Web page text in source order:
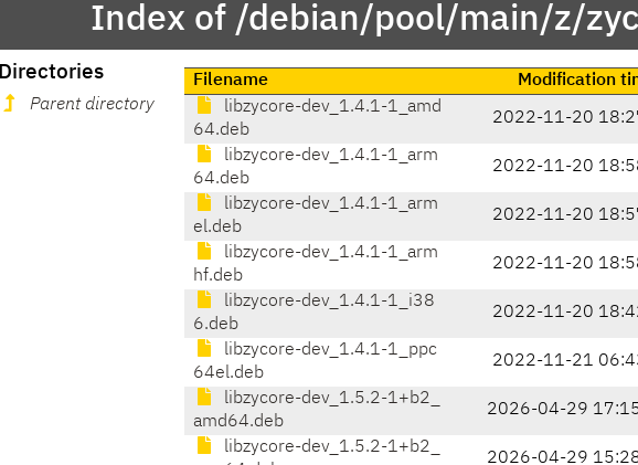
Index of /debian/pool/main/z/
Directories
Parent directory
Filename Modification
libzycore-dev_1.4.1-1_amd
64.deb
2022-11-20
libzycore-dev_1.4.1-1_arm
64.deb
2022-11-20
libzycore-dev_1.4.1-1_arm
el.deb
2022-11-20
libzycore-dev_1.4.1-1_arm
hf.deb
2022-11-20
libzycore-dev_1.4.1-1_i38
6.deb
2022-11-20
libzycore-dev_1.4.1-1_ppc
64el.deb
2022-11-21
libzycore-dev_1.5.2-1+b2_
amd64.deb
2026-04-29 17:15
libzycore-dev_1.5.2-1+b2_
2026-04-29 15:28